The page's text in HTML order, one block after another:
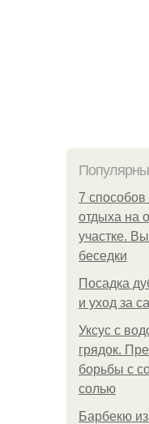
7
отдыха на
участке.
беседки
Посадка
и уход за
Уксус с
грядок.
борьбы с
солью
Барбекю